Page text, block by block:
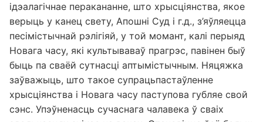
ідэалагічнае перакананне, што хрысціянства, якое
верыць у канец свету, Апошні Суд і г.д., з’яўляецца
песімістычнай рэлігіяй, у той момант, калі перыяд
Новага часу, які культываваў прагрэс, павінен быў
быць па сваёй сутнасці аптымістычным. Няцяжка
заўважыць, што такое супрацьпастаўленне
хрысціянства і Новага часу паступова губляе свой
сэнс. Упэўненасць сучаснага чалавека ў сваіх